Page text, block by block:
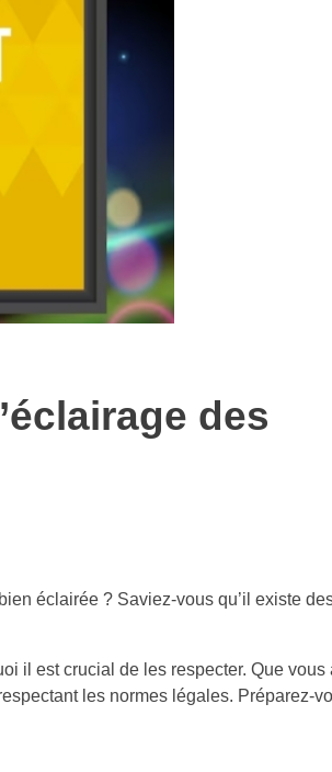
des
éclairée ? Saviez-vous qu’il existe
il est crucial de les respecter. Que vous
les normes légales. Préparez-